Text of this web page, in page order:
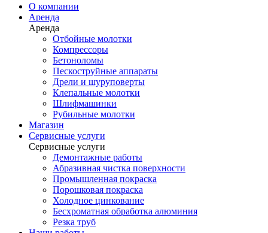
О компании
Аренда
Аренда
Отбойные молотки
Компрессоры
Бетоноломы
Пескоструйные аппараты
Дрели и шуруповерты
Клепальные молотки
Шлифмашинки
Рубильные молотки
Магазин
Сервисные услуги
Сервисные услуги
Демонтажные работы
Абразивная чистка поверхности
Промышленная покраска
Порошковая покраска
Холодное цинкование
Бесхроматная обработка алюминия
Резка труб